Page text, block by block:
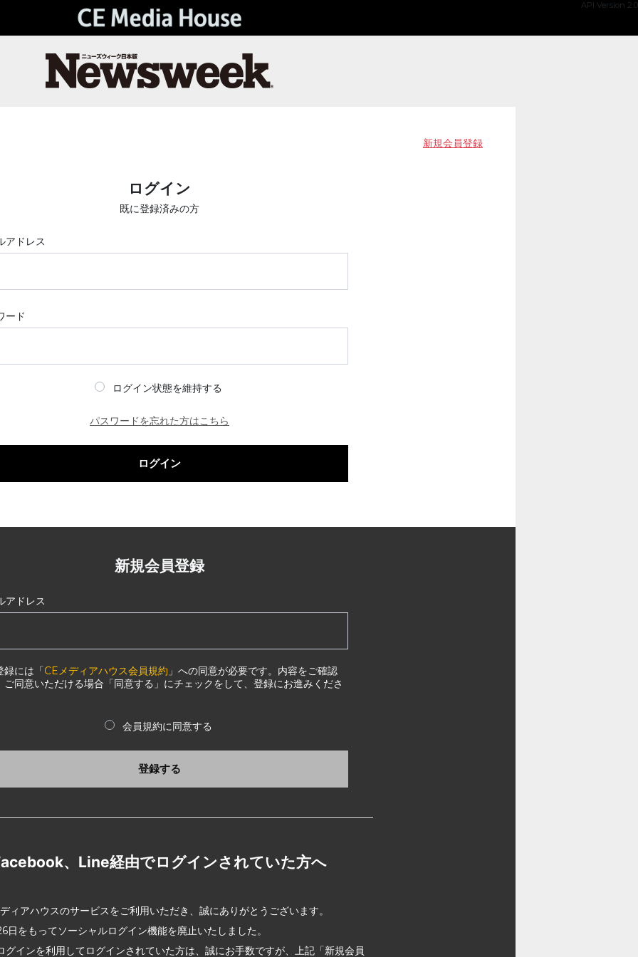
API Version 2.0
新規会員登録
ログイン
既に登録済みの方
アドレス
ード
ログイン状態を維持する
パスワードを忘れた方はこちら
ログイン
新規会員登録
アドレス
録には「CEメディアハウス会員規約 」への同意が必要です。内容をご確認
ご同意いただける場合「同意する」にチェックをして、登録にお進みくださ
会員規約に同意する
登録する
、Line経由でログインされていた方へ
ィアハウスのサービスをご利用いただき、誠にありがとうございます。
日をもってソーシャルログイン機能を廃止いたしました。
グインを利用してログインされていた方は、誠にお手数ですが、上記「新規会員